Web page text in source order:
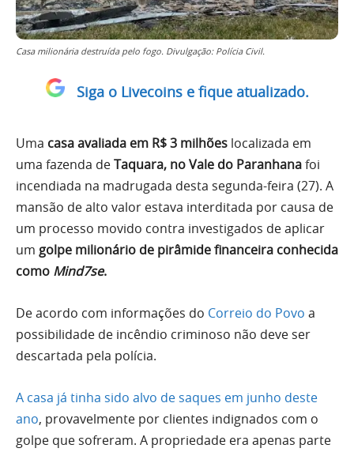
Casa milionária destruída pelo fogo. Divulgação: Polícia Civil.
Siga o Livecoins e fique atualizado.
Uma casa avaliada em R$ 3 milhões localizada em
uma fazenda deTaquara, no Vale do Paranhanafoi
incendiada na madrugada desta segunda-feira (27). A
mansão de alto valor estava interditada por causa de
um processo movido contra investigados de aplicar
um golpe milionário de pirâmide financeira conhecida
como Mind7se.
De acordo com informações do Correio do Povo a
possibilidade de incêndio criminoso não deve ser
descartada pela polícia.
A casa já tinha sido alvo de saques em junho deste
ano, provavelmente por clientes indignados com o
golpe que sofreram. A propriedade era apenas parte